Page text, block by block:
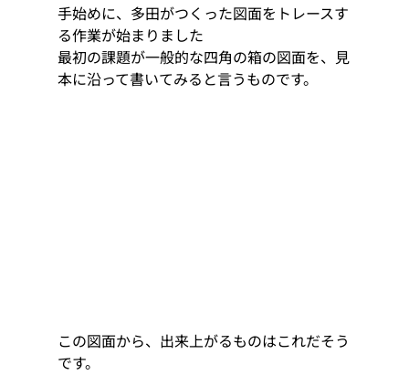
手始めに、多田がつくった図面をトレースす
る作業が始まりました
最初の課題が一般的な四角の箱の図面を、見
本に沿って書いてみると言うものです。
この図面から、出来上がるものはこれだそう
です。